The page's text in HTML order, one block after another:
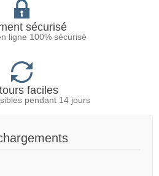
sécurisé
ligne 100% sécurisé
faciles
pendant 14 jours